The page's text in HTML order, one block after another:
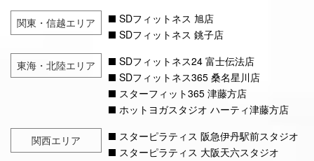
関東・信越エリア
SDフィットネス 旭店
SDフィットネス 銚子店
東海・北陸エリア
SDフィットネス24 富士伝法店
SDフィットネス365 桑名星川店
スターフィット365 津藤方店
ホットヨガスタジオ ハーティ津藤方店
関西エリア
スターピラティス 阪急伊丹駅前スタジオ
スターピラティス 大阪天六スタジオ